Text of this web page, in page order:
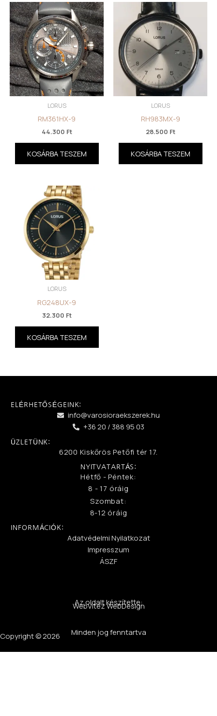
LORUS
RM361HX-9
44.300 Ft
KOSÁRBA TESZEM
LORUS
RH983MX-9
28.500 Ft
KOSÁRBA TESZEM
LORUS
RG248UX-9
32.300 Ft
KOSÁRBA TESZEM
ELÉRHETŐSÉGEINK:
info@varosioraekszerek.hu
+36 20 / 388 95 03
ÜZLETÜNK:
6200 Kiskőrös Petőfi tér 17.
NYITVATARTÁS:
Hétfő - Péntek:
8 - 17 óráig
Szombat:
8-12 óráig
INFORMÁCIÓK:
Adatvédelmi Nyilatkozat
Impresszum
ÁSZF
Az oldalt készítette:
WebVitéz WebDesign
Minden jog fenntartva
Copyright © 2026